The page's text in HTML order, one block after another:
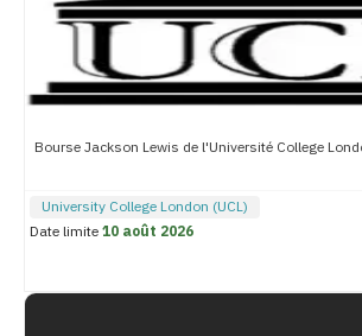
Bourse Jackson Lewis de l'Université College
University College London (UCL)
Date limite10 août 2026